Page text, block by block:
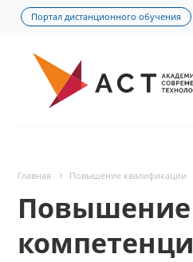
Портал дистанционного обучения
Главная Повышение квалификации